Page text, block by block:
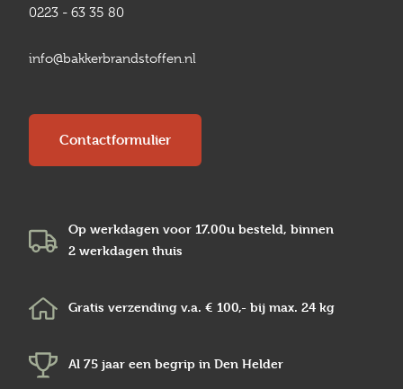
0223 - 63 35 80
info@bakkerbrandstoffen.nl
Contactformulier
Op werkdagen voor 17.00u besteld, binnen
2 werkdagen thuis
Gratis verzending v.a. € 100,- bij max. 24 kg
Al 75 jaar een begrip in Den Helder